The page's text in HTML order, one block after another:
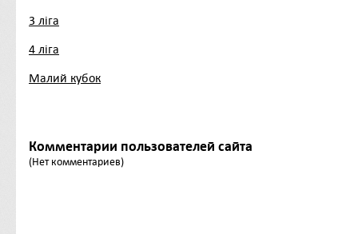
3 ліга
4 ліга
Малий кубок
Комментарии пользователей сайта
(Нет комментариев)